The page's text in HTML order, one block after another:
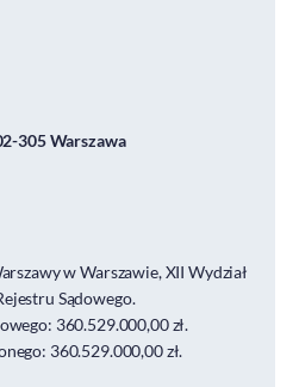
305 Warszawa
w Warszawie, XII Wydział
Sądowego.
360.529.000,00 zł.
360.529.000,00 zł.